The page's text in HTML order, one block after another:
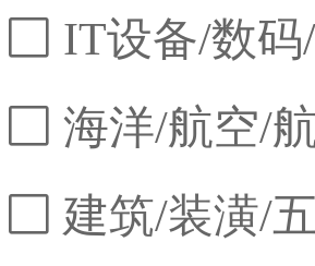
IT设备/数码
海洋/航空/
建筑/装潢/